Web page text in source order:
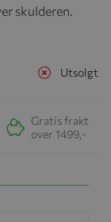
skulderen.
Utsolgt
Gratis frakt
over 1499,-